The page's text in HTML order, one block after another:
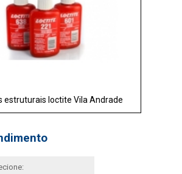
estruturais loctite Vila Andrade